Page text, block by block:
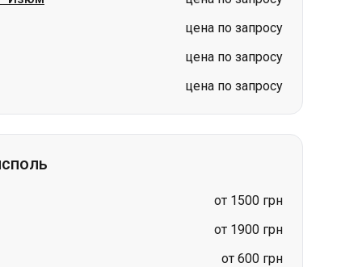
цена по запросу
цена по запросу
цена по запросу
от 1500 грн
от 1900 грн
от 600 грн